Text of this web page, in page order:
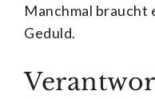
Manchmal braucht
Geduld.